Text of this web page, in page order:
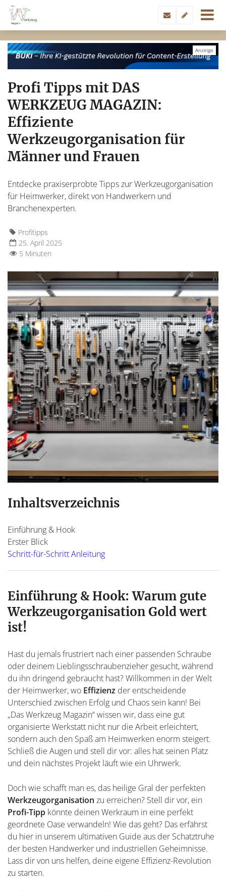
Profi Tipps mit DAS
WERKZEUG MAGAZIN:
Effiziente
Werkzeugorganisation für
Männer und Frauen
Entdecke praxiserprobte Tipps zur Werkzeugorganisation
für Heimwerker, direkt von Handwerkern und
Branchenexperten.
Profitipps
25. April 2025
5 Minuten
Inhaltsverzeichnis
Einführung & Hook
Erster Blick
Schritt-für-Schritt Anleitung
Einführung & Hook: Warum gute
Werkzeugorganisation Gold wert
ist!
Hast du jemals frustriert nach einer passenden Schraube
oder deinem Lieblingsschraubenzieher gesucht, während
du ihn dringend gebraucht hast? Willkommen in der Welt
der Heimwerker, wo Effizienz der entscheidende
Unterschied zwischen Erfolg und Chaos sein kann! Bei
„Das Werkzeug Magazin“ wissen wir, dass eine gut
organisierte Werkstatt nicht nur die Arbeit erleichtert,
sondern auch den Spaß am Heimwerken enorm steigert.
Schließ die Augen und stell dir vor: alles hat seinen Platz
und dein nächstes Projekt läuft wie ein Uhrwerk.
Doch wie schafft man es, das heilige Gral der perfekten
Werkzeugorganisation zu erreichen? Stell dir vor, ein
Profi-Tipp könnte deinen Werkraum in eine perfekt
geordnete Oase verwandeln! Wie das geht? Das erfährst
du hier in unserem ultimativen Guide aus der Schatztruhe
der besten Handwerker und industriellen Geheimnisse.
Lass dir von uns helfen, deine eigene Effizienz-Revolution
zu starten.